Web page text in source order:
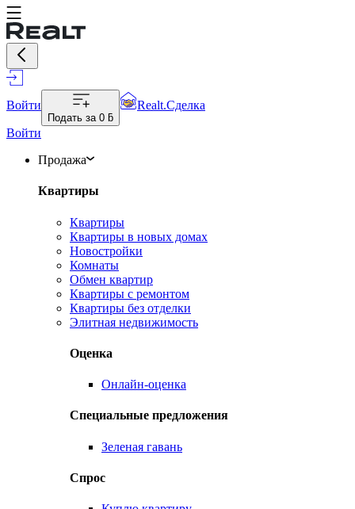
Войти
Подать за 0 ƃ
Realt.Сделка
Войти
Продажа
Квартиры
Квартиры
Квартиры в новых домах
Новостройки
Комнаты
Обмен квартир
Квартиры с ремонтом
Квартиры без отделки
Элитная недвижимость
Оценка
Онлайн-оценка
Специальные предложения
Зеленая гавань
Спрос